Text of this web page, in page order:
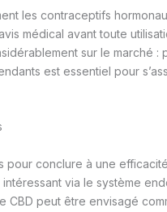
les contraceptifs
médical avant toute
sur le marché :
est essentiel pour
pour conclure à une
via le système
CBD peut être envisagé